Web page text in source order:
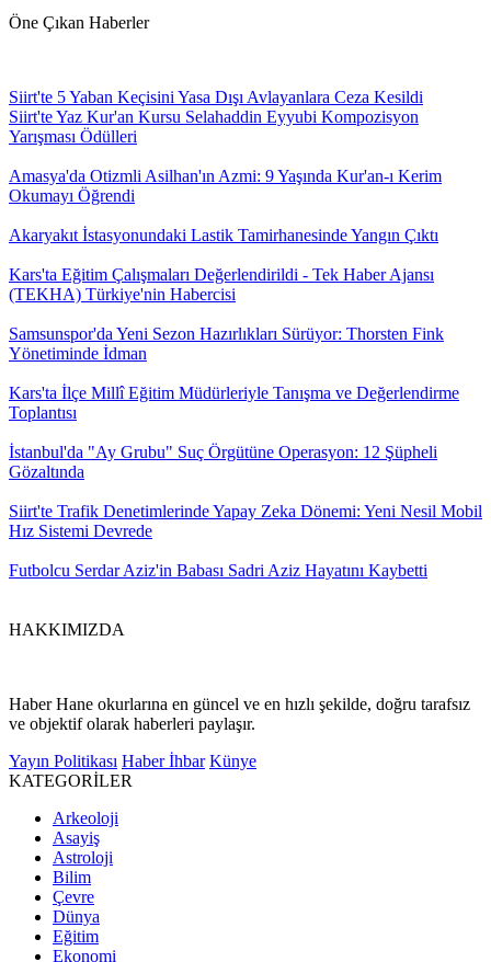
Öne Çıkan Haberler
Siirt'te 5 Yaban Keçisini Yasa Dışı Avlayanlara Ceza Kesildi
Siirt'te Yaz Kur'an Kursu Selahaddin Eyyubi Kompozisyon
Yarışması Ödülleri
Amasya'da Otizmli Asilhan'ın Azmi: 9 Yaşında Kur'an-ı Kerim
Okumayı Öğrendi
Akaryakıt İstasyonundaki Lastik Tamirhanesinde Yangın Çıktı
Kars'ta Eğitim Çalışmaları Değerlendirildi - Tek Haber Ajansı
(TEKHA) Türkiye'nin Habercisi
Samsunspor'da Yeni Sezon Hazırlıkları Sürüyor: Thorsten Fink
Yönetiminde İdman
Kars'ta İlçe Millî Eğitim Müdürleriyle Tanışma ve Değerlendirme
Toplantısı
İstanbul'da "Ay Grubu" Suç Örgütüne Operasyon: 12 Şüpheli
Gözaltında
Siirt'te Trafik Denetimlerinde Yapay Zeka Dönemi: Yeni Nesil Mobil
Hız Sistemi Devrede
Futbolcu Serdar Aziz'in Babası Sadri Aziz Hayatını Kaybetti
HAKKIMIZDA
Haber Hane okurlarına en güncel ve en hızlı şekilde, doğru tarafsız
ve objektif olarak haberleri paylaşır.
Yayın Politikası Haber İhbar Künye
KATEGORİLER
Arkeoloji
Asayiş
Astroloji
Bilim
Çevre
Dünya
Eğitim
Ekonomi